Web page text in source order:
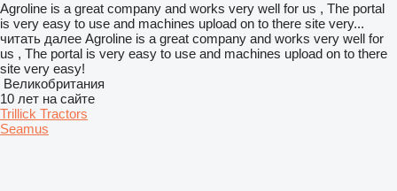
Agroline is a great company and works very well for us , The portal
is very easy to use and machines upload on to there site very...
читать далее Agroline is a great company and works very well for
us , The portal is very easy to use and machines upload on to there
site very easy!
Великобритания
10 лет на сайте
Trillick Tractors
Seamus